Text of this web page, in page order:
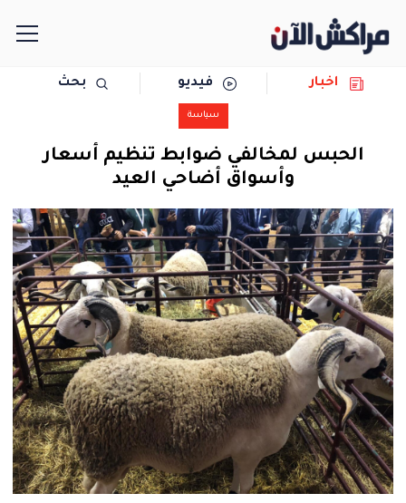
رياضة
حوادث
دولية
المرأة
فنية
منوعة
آراء
اخبار فيديو بحث
سياسة
الحبس لمخالفي ضوابط تنظيم أسعار
وأسواق أضاحي العيد